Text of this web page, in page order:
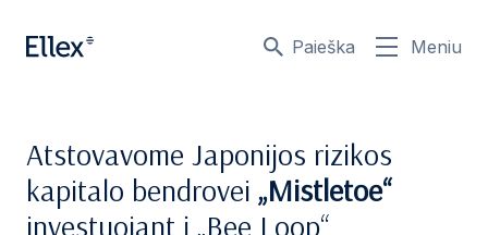
Paieška Meniu
Atstovavome Japonijos rizikos
kapitalo bendrovei „Mistletoe“
investuojant į „Bee Loop“